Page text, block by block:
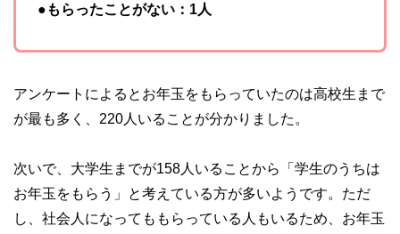
●もらったことがない：1人
アンケートによるとお年玉をもらっていたのは高校生まで
が最も多く、220人いることが分かりました。
次いで、大学生までが158人いることから「学生のうちは
お年玉をもらう」と考えている方が多いようです。ただ
し、社会人になってももらっている人もいるため、お年玉